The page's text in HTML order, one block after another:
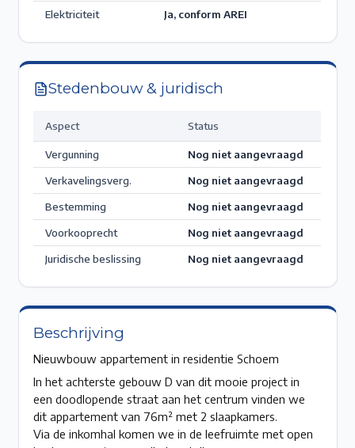
Elektriciteit
Ja, conform AREI
Stedenbouw & juridisch
Aspect Status
Vergunning
Nog niet aangevraagd
Verkavelingsverg.
Nog niet aangevraagd
Bestemming
Nog niet aangevraagd
Voorkooprecht
Nog niet aangevraagd
Juridische beslissing
Nog niet aangevraagd
Beschrijving
Nieuwbouw appartement in residentie Schoem
In het achterste gebouw D van dit mooie project in
een doodlopende straat aan het centrum vinden we
dit appartement van 76m² met 2 slaapkamers.
Via de inkomhal komen we in de leefruimte met open